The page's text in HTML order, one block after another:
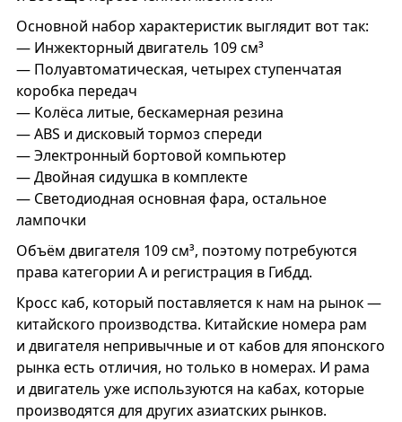
Основной набор характеристик выглядит вот так:
— Инжекторный двигатель 109 см³
— Полуавтоматическая, четырех ступенчатая
коробка передач
— Колёса литые, бескамерная резина
— ABS и дисковый тормоз спереди
— Электронный бортовой компьютер
— Двойная сидушка в комплекте
— Светодиодная основная фара, остальное
лампочки
Объём двигателя 109 см³, поэтому потребуются
права категории А и регистрация в Гибдд.
Кросс каб, который поставляется к нам на рынок —
китайского производства. Китайские номера рам
и двигателя непривычные и от кабов для японского
рынка есть отличия, но только в номерах. И рама
и двигатель уже используются на кабах, которые
производятся для других азиатских рынков.